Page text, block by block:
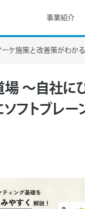
事業紹介
ケ施策と改善策がわか
場 ～自社に
フトブレー